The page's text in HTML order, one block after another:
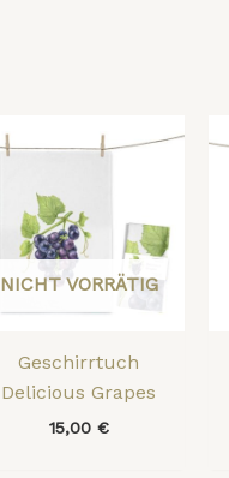
NICHT VORRÄTIG
Geschirrtuch
Delicious Grapes
15,00 €